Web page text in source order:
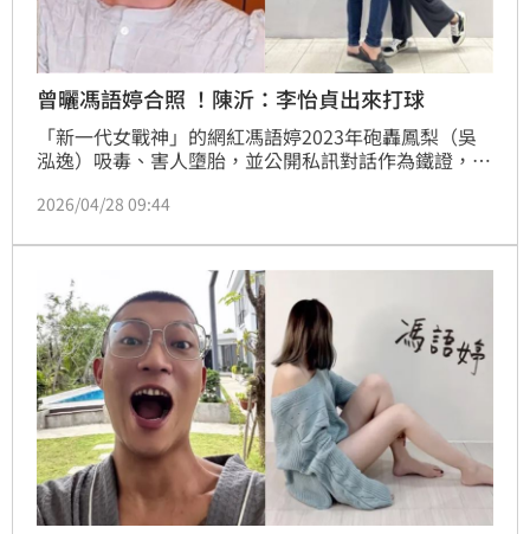
曾曬馮語婷合照 ！陳沂：李怡貞出來打球
「新一代女戰神」的網紅馮語婷2023年砲轟鳳梨（吳
泓逸）吸毒、害人墮胎，並公開私訊對話作為鐵證，引
2018年擅自解鎖鳳梨手機、翻拍私訊，處拘役50日；
刑 2年。由於美女律師李怡貞先前自稱和馮語婷見面，
還PO出兩人相擁合照，對此，網紅陳沂今（28日）晚
間開嗆「李怡貞出來打球啊！」
2026/04/28 09:44